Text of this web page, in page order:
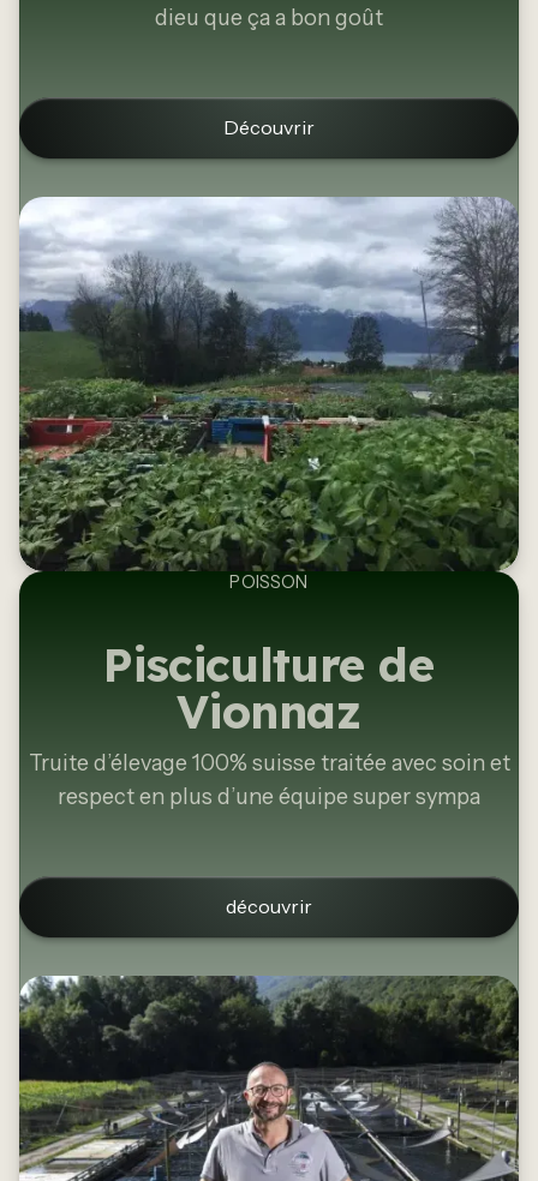
dieu que ça a bon goût
Découvrir
POISSON
Pisciculture de
Vionnaz
Truite d’élevage 100% suisse traitée avec soin et
respect en plus d’une équipe super sympa
découvrir